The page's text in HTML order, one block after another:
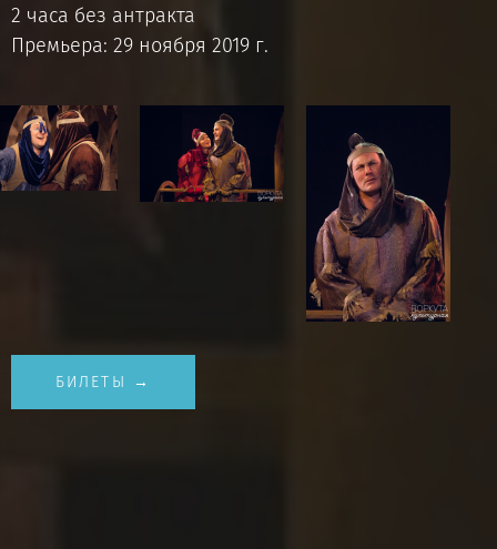
2 часа без антракта
Премьера: 29 ноября 2019 г.
БИЛЕТЫ →